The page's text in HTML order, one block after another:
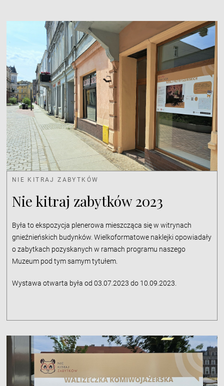
NIE KITRAJ ZABYTKÓW
Nie kitraj zabytków 2023
Była to ekspozycja plenerowa mieszcząca się w witrynach
gnieźnieńskich budynków. Wielkoformatowe naklejki opowiadały
o zabytkach pozyskanych w ramach programu naszego
Muzeum pod tym samym tytułem.
Wystawa otwarta była od 03.07.2023 do 10.09.2023.